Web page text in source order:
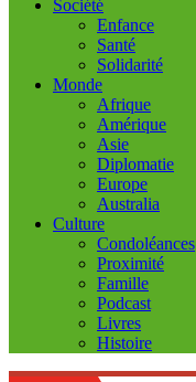
Société
Enfance
Santé
Solidarité
Monde
Afrique
Amérique
Asie
Diplomatie
Europe
Australia
Culture
Condoléances
Proximité
Famille
Podcast
Livres
Histoire